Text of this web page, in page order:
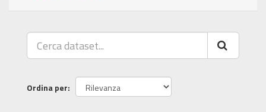
Ordina per